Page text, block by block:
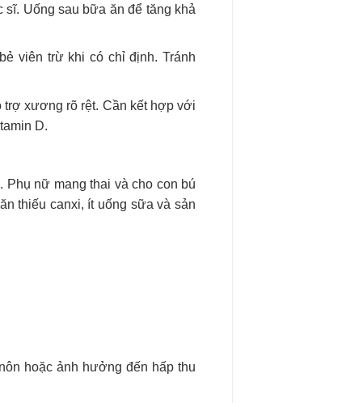
Uống sau bữa ăn để tăng khả
viên trừ khi có chỉ định. Tránh
trợ xương rõ rệt. Cần kết hợp với
D.
nữ mang thai và cho con bú
thiếu canxi, ít uống sữa và sản
hoặc ảnh hưởng đến hấp thu